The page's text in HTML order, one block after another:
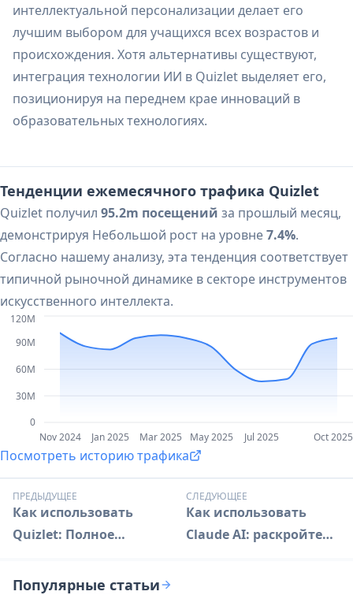
интеллектуальной персонализации делает его
лучшим выбором для учащихся всех возрастов и
происхождения. Хотя альтернативы существуют,
интеграция технологии ИИ в Quizlet выделяет его,
позиционируя на переднем крае инноваций в
образовательных технологиях.
Тенденции ежемесячного трафика Quizlet
Quizlet получил 95.2m посещений за прошлый месяц,
демонстрируя Небольшой рост на уровне7.4%.
Согласно нашему анализу, эта тенденция соответствует
типичной рыночной динамике в секторе инструментов
искусственного интеллекта.
Nov 2024 Jan 2025 Mar 2025 May 2025 Jul 2025 Oct 2025
0
30M
60M
90M
120M
Посмотреть историю трафика
ПРЕДЫДУЩЕЕ
Как использовать
Quizlet: Полное
эффективного
СЛЕДУЮЩЕЕ
Как использовать
Claude AI: раскройте
Популярные статьи